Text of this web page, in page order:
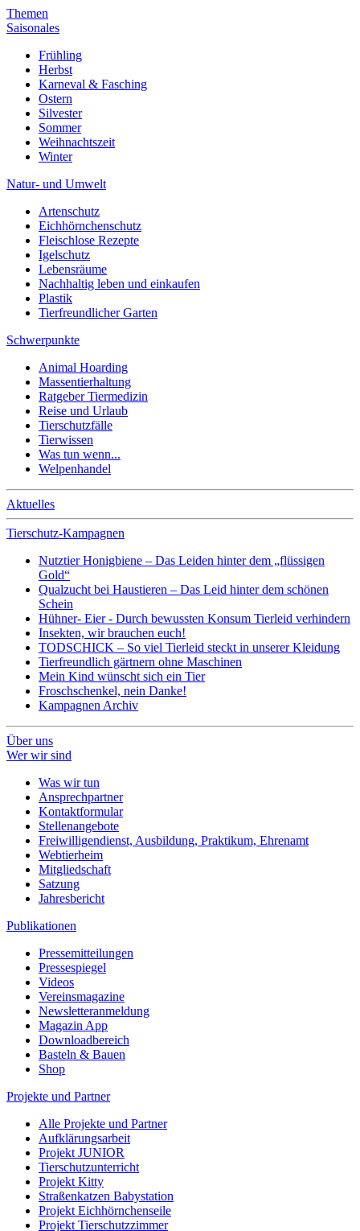
Themen
Saisonales
Frühling
Herbst
Karneval & Fasching
Ostern
Silvester
Sommer
Weihnachtszeit
Winter
Natur- und Umwelt
Artenschutz
Eichhörnchenschutz
Fleischlose Rezepte
Igelschutz
Lebensräume
Nachhaltig leben und einkaufen
Plastik
Tierfreundlicher Garten
Schwerpunkte
Animal Hoarding
Massentierhaltung
Ratgeber Tiermedizin
Reise und Urlaub
Tierschutzfälle
Tierwissen
Was tun wenn...
Welpenhandel
Aktuelles
Tierschutz-Kampagnen
Nutztier Honigbiene – Das Leiden hinter dem „flüssigen
Gold“
Qualzucht bei Haustieren – Das Leid hinter dem schönen
Schein
Hühner- Eier - Durch bewussten Konsum Tierleid verhindern
Insekten, wir brauchen euch!
TODSCHICK – So viel Tierleid steckt in unserer Kleidung
Tierfreundlich gärtnern ohne Maschinen
Mein Kind wünscht sich ein Tier
Froschschenkel, nein Danke!
Kampagnen Archiv
Über uns
Wer wir sind
Was wir tun
Ansprechpartner
Kontaktformular
Stellenangebote
Freiwilligendienst, Ausbildung, Praktikum, Ehrenamt
Webtierheim
Mitgliedschaft
Satzung
Jahresbericht
Publikationen
Pressemitteilungen
Pressespiegel
Videos
Vereinsmagazine
Newsletteranmeldung
Magazin App
Downloadbereich
Basteln & Bauen
Shop
Projekte und Partner
Alle Projekte und Partner
Aufklärungsarbeit
Projekt JUNIOR
Tierschutzunterricht
Projekt Kitty
Straßenkatzen Babystation
Projekt Eichhörnchenseile
Projekt Tierschutzzimmer